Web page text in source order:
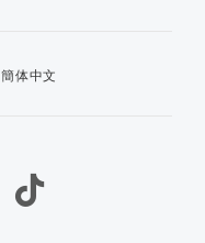
簡体中文